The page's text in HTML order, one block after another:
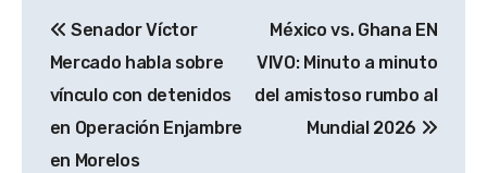
de
entradas
Senador Víctor
Mercado habla sobre
vínculo con detenidos
en Operación Enjambre
en Morelos
México vs. Ghana EN
VIVO: Minuto a minuto
del amistoso rumbo al
Mundial 2026